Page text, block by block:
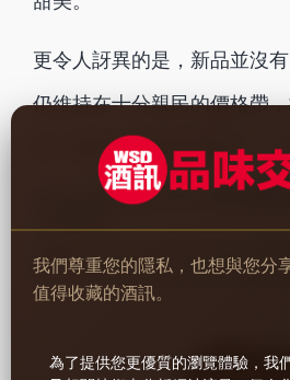
更令人訝異的是，新品並沒
仍維持在十分親民的價格帶
者一個高CP值的新選項！
BB&R貝瑞雅仕系列 雪莉桶
Matured Single Malt Scotch
我們尊重您的隱私，也想與您分
值得收藏的酒訊。
為了提供您更優質的瀏覽體驗，我